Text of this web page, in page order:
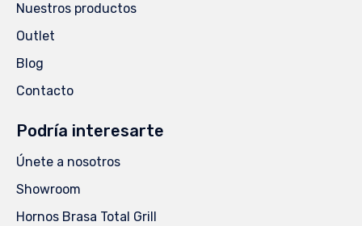
Nuestros productos
Outlet
Blog
Contacto
Podría interesarte
Únete a nosotros
Showroom
Hornos Brasa Total Grill